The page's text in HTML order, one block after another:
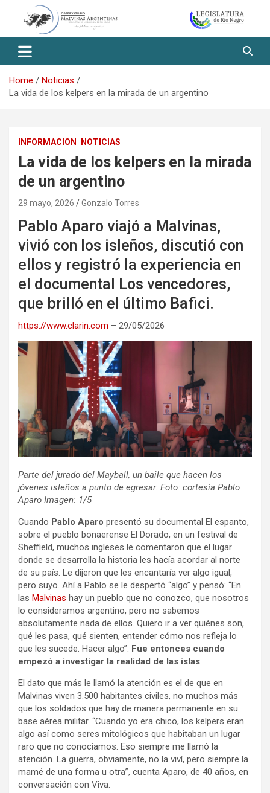
Observatorio Malvinas – Río
Negro
Home
Noticias
La vida de los kelpers en la mirada de un argentino
INFORMACION NOTICIAS
La vida de los kelpers en la mirada
de un argentino
29 mayo, 2026 Gonzalo Torres
Pablo Aparo viajó a Malvinas,
vivió con los isleños, discutió con
ellos y registró la experiencia en
el documental Los vencedores,
que brilló en el último Bafici.
https://www.clarin.com – 29/05/2026
Parte del jurado del Mayball, un baile que hacen los
jóvenes isleños a punto de egresar. Foto: cortesía Pablo
Aparo Imagen: 1/5
Cuando Pablo Aparo presentó su documental El espanto,
sobre el pueblo bonaerense El Dorado, en un festival de
Sheffield, muchos ingleses le comentaron que el lugar
donde se desarrolla la historia les hacía acordar al norte
de su país. Le dijeron que les encantaría ver algo igual,
pero suyo. Ahí a Pablo se le despertó “algo” y pensó: “En
las Malvinas hay un pueblo que no conozco, que nosotros
lo consideramos argentino, pero no sabemos
absolutamente nada de ellos. Quiero ir a ver quiénes son,
qué les pasa, qué sienten, entender cómo nos refleja lo
que les sucede. Hacer algo”. Fue entonces cuando
empezó a investigar la realidad de las islas.
El dato que más le llamó la atención es el de que en
Malvinas viven 3.500 habitantes civiles, no muchos más
que los soldados que hay de manera permanente en su
base aérea militar. “Cuando yo era chico, los kelpers eran
algo así como seres mitológicos que habitaban un lugar
raro que no conocíamos. Eso siempre me llamó la
atención. La guerra, obviamente, no la viví, pero siempre la
mamé de una forma u otra”, cuenta Aparo, de 40 años, en
conversación con Viva.